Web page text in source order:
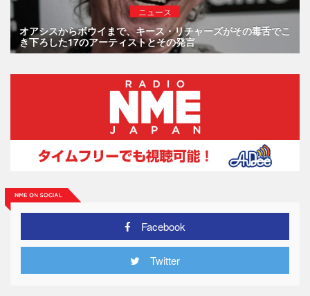
ニュース
オアシスからボウイまで、キース・リチャーズがその毒舌でこ
き下ろした17のアーティストとその発言
Facebook
Twitter